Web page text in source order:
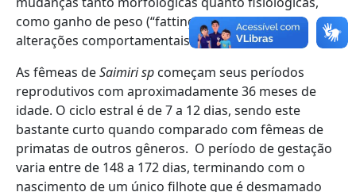
como ganho de peso (“fatting”) nos machos e
alterações comportamentais nas fêmeas.
As fêmeas deSaimirisp começam seus períodos
reprodutivos com aproximadamente 36 meses de
idade. O ciclo estral é de 7 a 12 dias, sendo este
bastante curto quando comparado com fêmeas de
primatas de outros gêneros. O período de gestação
varia entre de 148 a 172 dias, terminando com o
nascimento de um único filhote que é desmamado